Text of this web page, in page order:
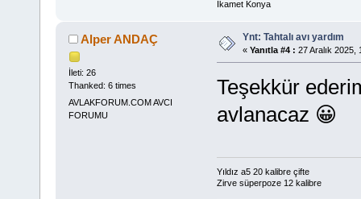
İkamet Konya
Alper ANDAÇ
İleti: 26
Thanked: 6 times
AVLAKFORUM.COM AVCI
FORUMU
Ynt: Tahtalı avı yardım
« Yanıtla #4 : 27 Aralık 2025,
Teşekkür
avlanacaz 😀
Yıldız a5 20 kalibre çifte
Zirve süperpoze 12 kalibre